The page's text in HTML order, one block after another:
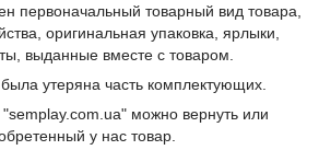
первоначальный товарный вид товара,
оригинальная упаковка, ярлыки,
выданные вместе с товаром.
утеряна часть комплектующих.
можно вернуть или
у нас товар.